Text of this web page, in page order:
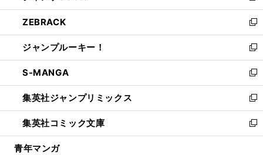
開
く
ウ
で
開
く
ン
ド
ウ
で
開
く
ウ
ィ
ン
ド
ウ
で
開
く
し
い
ウ
ィ
ン
ド
ウ
で
開
く
ZEBRACK
新
し
い
ウ
ィ
ン
ド
ウ
で
開
ジャンプルーキー！
新
し
い
ウ
ィ
ン
ド
ウ
S-MANGA
新
し
い
ウ
ィ
ン
集英社ジャンプリミックス
新
し
い
ウ
集英社コミック文庫
新
し
青年マンガ